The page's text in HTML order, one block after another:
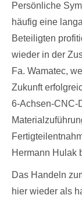
Persönliche
häufig eine
Beteiligten
wieder in der
Fa. Wamatec,
Zukunft
6-Achsen-CNC-
Hermann Hulak
Das Handeln
hier wieder als